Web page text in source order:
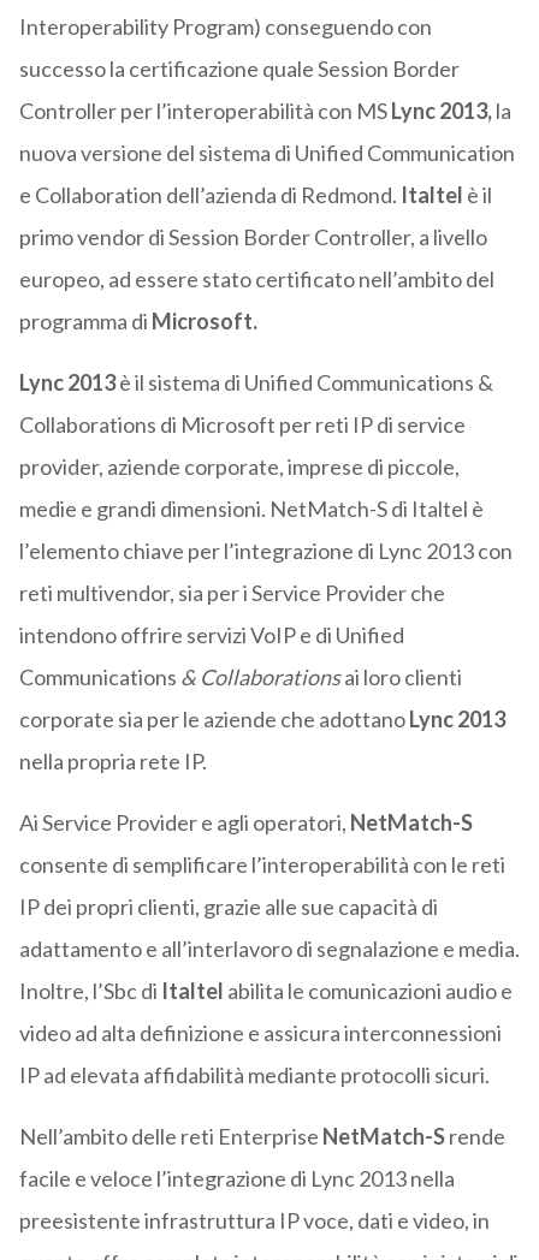
Interoperability Program) conseguendo con
successo la certificazione quale Session Border
Controller per l’interoperabilità con MSLync 2013,la
nuova versione del sistema di Unified Communication
e Collaboration dell’azienda di Redmond. Italtel è il
primo vendor di Session Border Controller, a livello
europeo, ad essere stato certificato nell’ambito del
programma di Microsoft.
Lync 2013è il sistema di Unified Communications &
Collaborations di Microsoft per reti IP di service
provider, aziende corporate, imprese di piccole,
medie e grandi dimensioni. NetMatch-S di Italtel è
l’elemento chiave per l’integrazione di Lync 2013 con
reti multivendor, sia per i Service Provider che
intendono offrire servizi VoIP e di Unified
Communications & Collaborationsai loro clienti
corporate sia per le aziende che adottanoLync 2013
nella propria rete IP.
Ai Service Provider e agli operatori, NetMatch-S
consente di semplificare l’interoperabilità con le reti
IP dei propri clienti, grazie alle sue capacità di
adattamento e all’interlavoro di segnalazione e media.
Inoltre, l’Sbc di Italtel abilita le comunicazioni audio e
video ad alta definizione e assicura interconnessioni
IP ad elevata affidabilità mediante protocolli sicuri.
Nell’ambito delle reti Enterprise NetMatch-Srende
facile e veloce l’integrazione di Lync 2013 nella
preesistente infrastruttura IP voce, dati e video, in